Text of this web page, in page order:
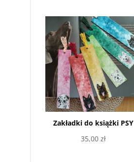
Zakładki do książki PSY
35,00 zł